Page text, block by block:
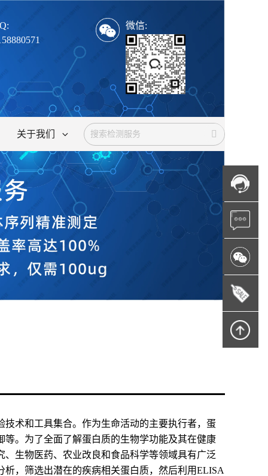
微信:
关于我们
术和工具集合。作为生命活动的主要执行者，蛋
。为了全面了解蛋白质的生物学功能及其在健康
生物医药、农业改良和食品科学等领域具有广泛
，筛选出潜在的疾病相关蛋白质，然后利用ELISA